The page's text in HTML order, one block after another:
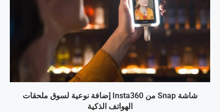
شاشة Snap من Insta360 إضافة نوعية لسوق ملحقات
الهواتف الذكية